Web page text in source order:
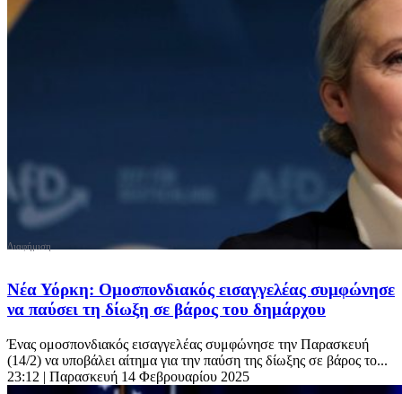
Νέα Υόρκη: Ομοσπονδιακός εισαγγελέας συμφώνησε
να παύσει τη δίωξη σε βάρος του δημάρχου
Ένας ομοσπονδιακός εισαγγελέας συμφώνησε την Παρασκευή
(14/2) να υποβάλει αίτημα για την παύση της δίωξης σε βάρος το...
23:12 | Παρασκευή 14 Φεβρουαρίου 2025